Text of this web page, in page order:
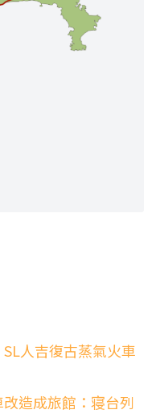
人吉復古蒸氣火車
造成旅館：寝台列